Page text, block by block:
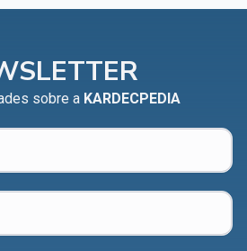
sobre a KARDECPEDIA